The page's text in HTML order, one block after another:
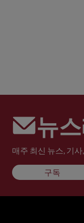
뉴
매주 최신 뉴스, 기
구독